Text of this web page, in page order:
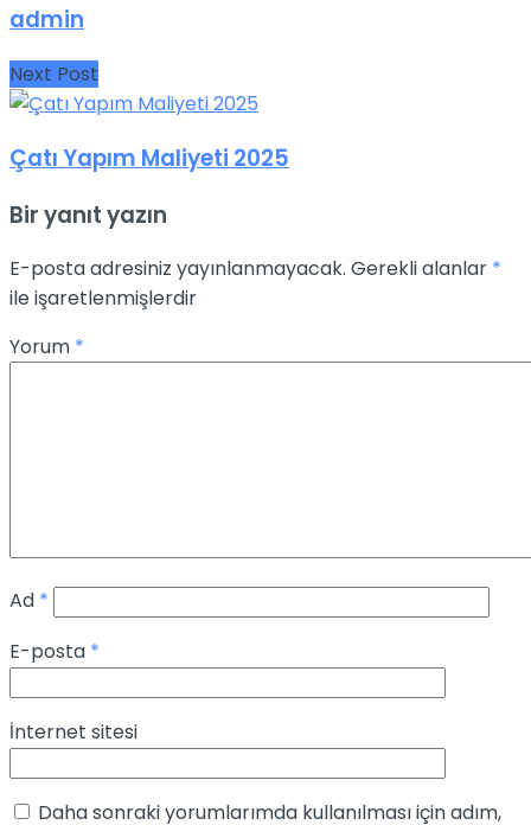
admin
Next Post
Çatı Yapım Maliyeti 2025
Bir yanıt yazın
E-posta adresiniz yayınlanmayacak. Gerekli alanlar *
ile işaretlenmişlerdir
Yorum *
Ad *
E-posta *
İnternet sitesi
Daha sonraki yorumlarımda kullanılması için adım,